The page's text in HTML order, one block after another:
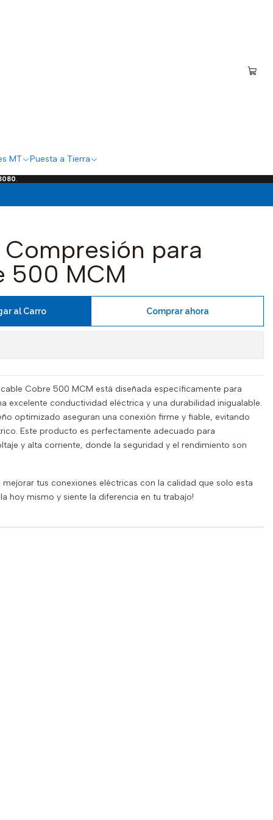
MT Puesta a Tierra
para
500 MCM
al Carro Comprar ahora
Cobre 500 MCM está diseñada específicamente para
excelente conductividad eléctrica y una durabilidad inigualable.
optimizado aseguran una conexión firme y fiable, evitando
Este producto es perfectamente adecuado para
y alta corriente, donde la seguridad y el rendimiento son
tus conexiones eléctricas con la calidad que solo esta
hoy mismo y siente la diferencia en tu trabajo!